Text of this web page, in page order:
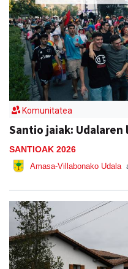
Komunitatea
Santio jaiak: Udalaren
SANTIOAK 2026
Amasa-Villabonako Udala